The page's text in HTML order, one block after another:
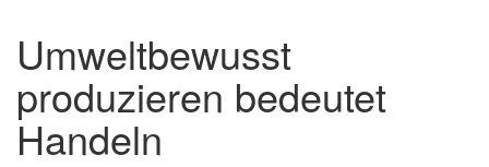
Umweltbewusst
produzieren bedeutet
Handeln